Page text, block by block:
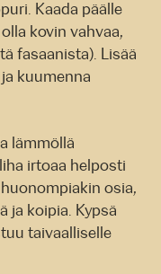
Kaada päälle
kovin vahvaa,
fasaanista). Lisää
kuumenna
lämmöllä
irtoaa helposti
osia,
ja koipia. Kypsä
taivaalliselle